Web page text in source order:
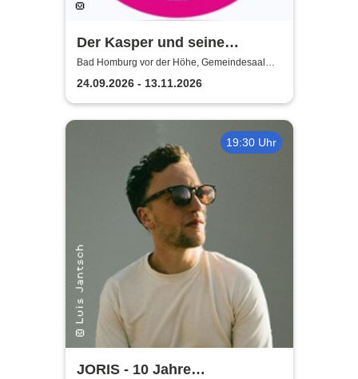
Der Kasper und seine
Freunde kommen zu euch!
frabe-figurentheater
Bad Homburg vor der Höhe, Gemeindesaal
Christuskirche
24.09.2026 - 13.11.2026
19:30 Uhr
JORIS - 10 Jahre